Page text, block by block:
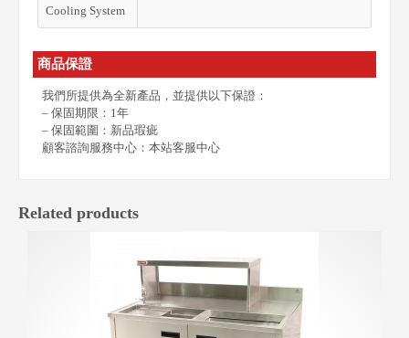
Cooling System
商品保證
我們所提供為全新產品，並提供以下保證：
– 保固期限：1年
– 保固範圍：新品瑕疵
顧客諮詢服務中心：本站客服中心
Related products